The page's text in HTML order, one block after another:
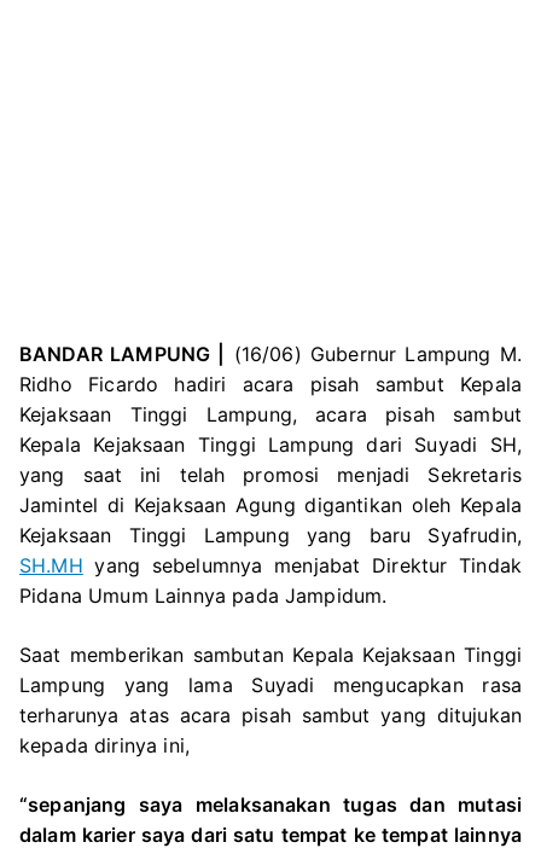
BANDAR LAMPUNG |
(16/06) Gubernur Lampung M.
Ridho Ficardo hadiri acara pisah sambut Kepala
Kejaksaan Tinggi Lampung, acara pisah sambut
Kepala Kejaksaan Tinggi Lampung dari Suyadi SH,
yang saat ini telah promosi menjadi Sekretaris
Jamintel di Kejaksaan Agung digantikan oleh Kepala
Kejaksaan Tinggi Lampung yang baru Syafrudin,
SH.MH yang sebelumnya menjabat Direktur Tindak
Pidana Umum Lainnya pada Jampidum.
Saat memberikan sambutan Kepala Kejaksaan Tinggi
Lampung yang lama Suyadi mengucapkan rasa
terharunya atas acara pisah sambut yang ditujukan
kepada dirinya ini,
“sepanjang saya melaksanakan tugas dan mutasi
dalam karier saya dari satu tempat ke tempat lainnya